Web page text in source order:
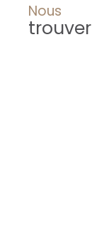
Nous
trouver